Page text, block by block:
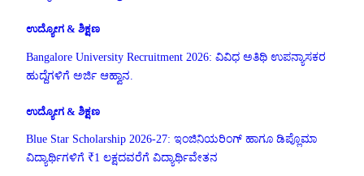
ಉದ್ಯೋಗ & ಶಿಕ್ಷಣ
Bangalore University Recruitment 2026: ವಿವಿಧ ಅತಿಥಿ ಉಪನ್ಯಾಸಕರ
ಹುದ್ದೆಗಳಿಗೆ ಅರ್ಜಿ ಆಹ್ವಾನ.
ಉದ್ಯೋಗ & ಶಿಕ್ಷಣ
Blue Star Scholarship 2026-27: ಇಂಜಿನಿಯರಿಂಗ್ ಹಾಗೂ ಡಿಪ್ಲೊಮಾ
ವಿದ್ಯಾರ್ಥಿಗಳಿಗೆ ₹1 ಲಕ್ಷದವರೆಗೆ ವಿದ್ಯಾರ್ಥಿವೇತನ